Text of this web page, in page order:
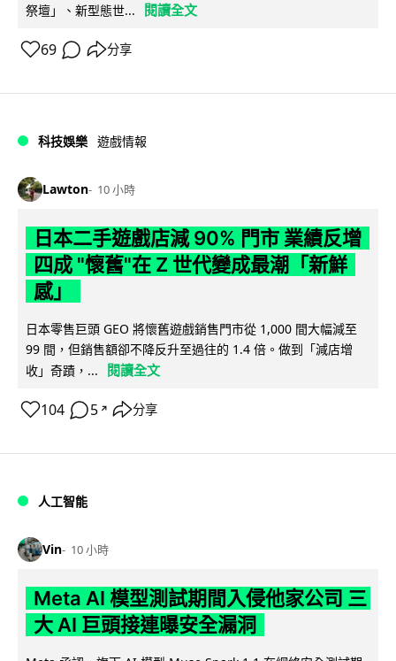
祭壇」、新型態世... 閱讀全文
69 分享
科技娛樂 遊戲情報
Lawton 10 小時
日本二手遊戲店減 90% 門市 業績反增
四成 "懷舊"在 Z 世代變成最潮「新鮮
感」
日本零售巨頭 GEO 將懷舊遊戲銷售門市從 1,000 間大幅減至
99 間，但銷售額卻不降反升至過往的 1.4 倍。做到「減店增
收」奇蹟，...
閱讀全文
104 5 ↗ 分享
人工智能
Vin 10 小時
Meta AI 模型測試期間入侵他家公司 三
大 AI 巨頭接連曝安全漏洞